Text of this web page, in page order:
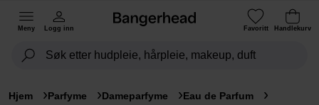
Meny Logg inn Favoritt Handlekurv
Hjem Parfyme Dameparfyme
Eau de Parfum